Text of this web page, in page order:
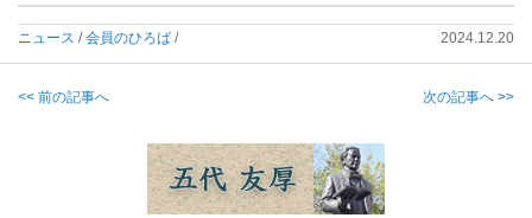
ニュース /会員のひろば / 2024.12.20
<< 前の記事へ 次の記事へ >>